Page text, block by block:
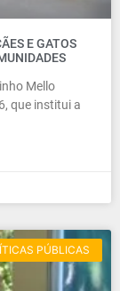
E GATOS
Mello
que institui a
PÚBLICAS